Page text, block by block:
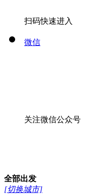
扫码快速进入
微信
关注微信公众号
全部出发
[切换城市]